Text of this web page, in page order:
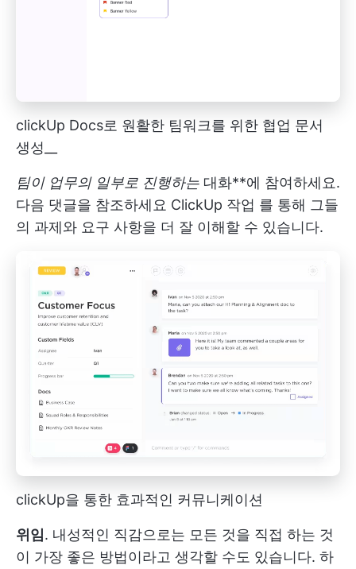
clickUp Docs로 원활한 팀워크를 위한 협업 문서
생성__
팀이 업무의 일부로 진행하는 대화**에 참여하세요.
다음 댓글을 참조하세요 ClickUp 작업 를 통해 그들
의 과제와 요구 사항을 더 잘 이해할 수 있습니다.
clickUp을 통한 효과적인 커뮤니케이션
위임 . 내성적인 직감으로는 모든 것을 직접 하는 것
이 가장 좋은 방법이라고 생각할 수도 있습니다. 하